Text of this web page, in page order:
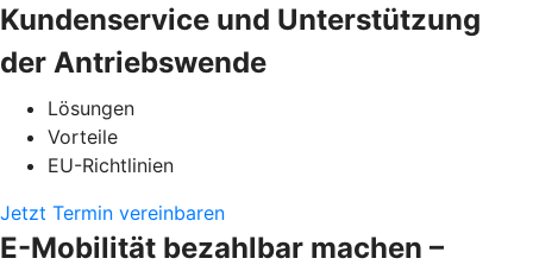
Kundenservice und Unterstützung
der Antriebswende
Lösungen
Vorteile
EU-Richtlinien
Jetzt Termin vereinbaren
E-Mobilität bezahlbar machen –